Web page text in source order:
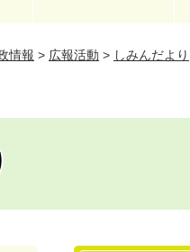
情報 > 広報活動 > しみんだより